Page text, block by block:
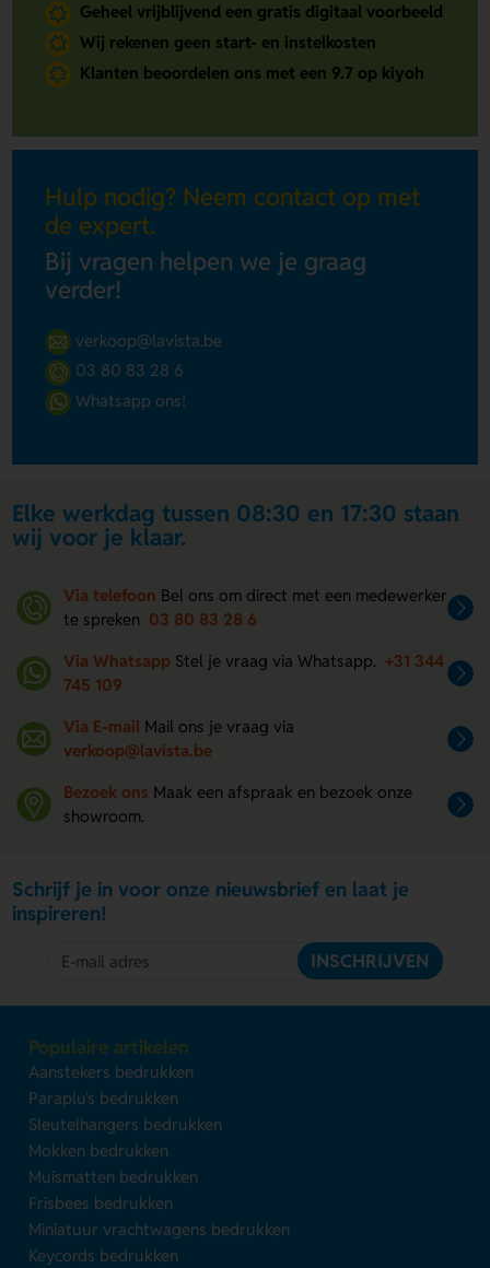
Geheel vrijblijvend een gratis digitaal voorbeeld
Wij rekenen geen start- en instelkosten
Klanten beoordelen ons met een 9.7 op kiyoh
Hulp nodig? Neem contact op met
de expert.
Bij vragen helpen we je graag
verder!
verkoop@lavista.be
03 80 83 28 6
Whatsapp ons!
Elke werkdag tussen 08:30 en 17:30 staan
wij voor je klaar.
Via telefoon Bel ons om direct met een medewerker
te spreken 03 80 83 28 6
Via Whatsapp Stel je vraag via Whatsapp. +31 344
745 109
Via E-mail Mail ons je vraag via
verkoop@lavista.be
Bezoek ons Maak een afspraak en bezoek onze
showroom.
Schrijf je in voor onze nieuwsbrief en laat je
inspireren!
INSCHRIJVEN
Populaire artikelen
Aanstekers bedrukken
Paraplu's bedrukken
Sleutelhangers bedrukken
Mokken bedrukken
Muismatten bedrukken
Frisbees bedrukken
Miniatuur vrachtwagens bedrukken
Keycords bedrukken